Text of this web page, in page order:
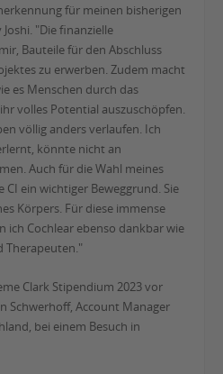
für meinen bisherigen
"Die finanzielle
Bauteile für den Abschluss
zu erwerben. Zudem macht
es Menschen durch das
volles Potential auszuschöpfen.
völlig anders verlaufen. Ich
könnte nicht an
Auch für die Wahl meines
CI ein wichtiger Beweggrund. Sie
Körpers. Für diese immense
ich Cochlear ebenso dankbar wie
Therapeuten."
Clark Stipendium 2023 vor
Schwerhoff, Account Manager
bei einem Besuch in